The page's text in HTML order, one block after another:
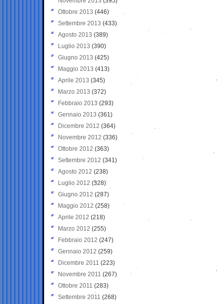
Ottobre 2013 (446)
Settembre 2013 (433)
Agosto 2013 (389)
Luglio 2013 (390)
Giugno 2013 (425)
Maggio 2013 (413)
Aprile 2013 (345)
Marzo 2013 (372)
Febbraio 2013 (293)
Gennaio 2013 (361)
Dicembre 2012 (364)
Novembre 2012 (336)
Ottobre 2012 (363)
Settembre 2012 (341)
Agosto 2012 (238)
Luglio 2012 (328)
Giugno 2012 (287)
Maggio 2012 (258)
Aprile 2012 (218)
Marzo 2012 (255)
Febbraio 2012 (247)
Gennaio 2012 (259)
Dicembre 2011 (223)
Novembre 2011 (267)
Ottobre 2011 (283)
Settembre 2011 (268)